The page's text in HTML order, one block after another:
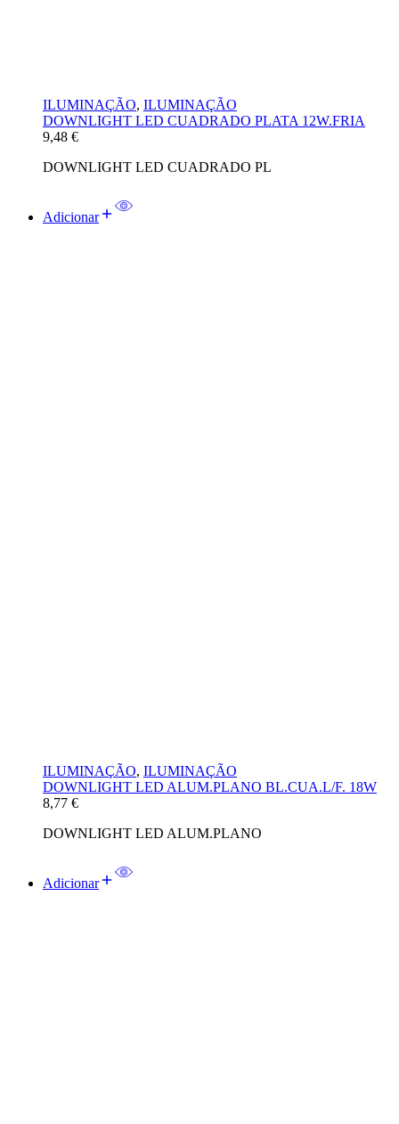
ILUMINAÇÃO, ILUMINAÇÃO
DOWNLIGHT LED CUADRADO PLATA 12W.FRIA
9,48 €
DOWNLIGHT LED CUADRADO PL
Adicionar
ILUMINAÇÃO, ILUMINAÇÃO
DOWNLIGHT LED ALUM.PLANO BL.CUA.L/F. 18W
8,77 €
DOWNLIGHT LED ALUM.PLANO
Adicionar